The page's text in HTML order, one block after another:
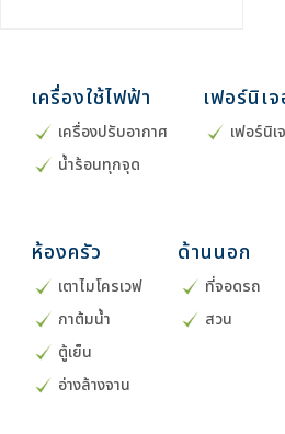
เครื่องใช้ไฟฟ้า
เครื่องปรับอากาศ
น้ำร้อนทุกจุด
เฟอร์นิเ
เฟอร์นิ
ห้องครัว
เตาไมโครเวฟ
กาต้มน้ำ
ตู้เย็น
อ่างล้างจาน
ด้านนอก
ที่จอดรถ
สวน